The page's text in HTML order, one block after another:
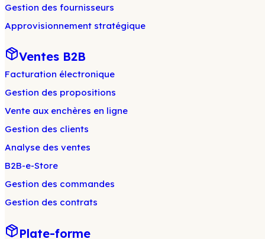
Gestion des fournisseurs
Approvisionnement stratégique
Ventes B2B
Facturation électronique
Gestion des propositions
Vente aux enchères en ligne
Gestion des clients
Analyse des ventes
B2B-e-Store
Gestion des commandes
Gestion des contrats
Plate-forme